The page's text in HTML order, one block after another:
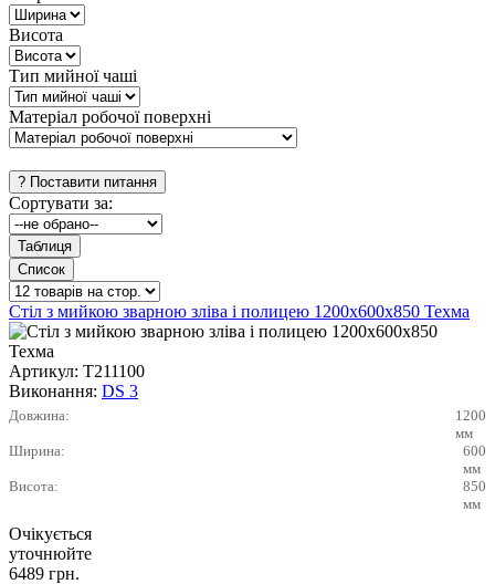
Висота
Тип мийної чаші
Матеріал робочої поверхні
Сортувати за:
Стіл з мийкою зварною зліва і полицею 1200х600х850 Техма
Артикул: Т211100
Виконання: DS 3
Довжина:
1200
мм
Ширина:
600
мм
Висота:
850
мм
Очікується
уточнюйте
6489 грн.